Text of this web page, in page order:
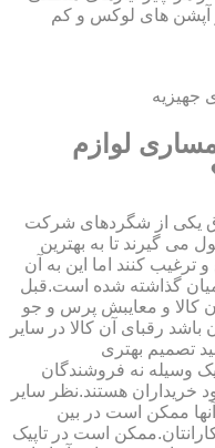
آپشن های لوکس و کم
جهیزیه
لوازم
یکی از شگردهای شرکت
می گیرند تا به بهترین
ترغیب کنند اما این به آن
گذاشته شده است.قبل
آن کالا و معایبش پرس و جو
باشد رقبای آن کالا در سایر
تصمیم بهتری
یک وسیله نه فروشندگان
خریداران هستند.نظر سایر
ممکن است در بین
است در تاپیک